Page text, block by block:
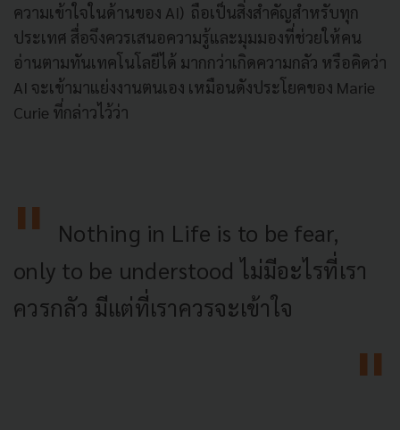
ความเข้าใจในด้านของ AI) ถือเป็นสิ่งสำคัญสำหรับทุก
ประเทศ สื่อจึงควรเสนอความรู้และมุมมองที่ช่วยให้คน
อ่านตามทันเทคโนโลยีได้ มากกว่าเกิดความกลัว หรือคิดว่า
AI จะเข้ามาแย่งงานตนเอง เหมือนดังประโยคของ Marie
Curie ที่กล่าวไว้ว่า
Nothing in Life is to be fear,
only to be understood ไม่มีอะไรที่เรา
ควรกลัว มีแต่ที่เราควรจะเข้าใจ